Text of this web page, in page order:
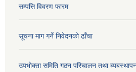
सम्पत्ति विवरण फारम
सूचना माग गर्ने निवेदनको ढाँचा
उपभोक्ता समिति गठन परिचालन तथा ब्यबस्थापन